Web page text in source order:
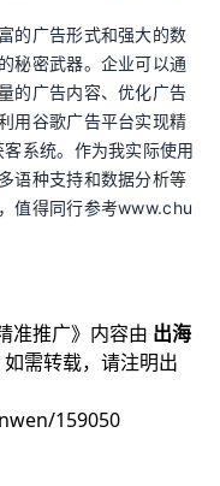
的广告形式和强大的数
秘密武器。企业可以通
的广告内容、优化广告
用谷歌广告平台实现精
系统。作为我实际使用
语种支持和数据分析等
值得同行参考www.chu
准推广》内容由 出海
需转载，请注明出
159050